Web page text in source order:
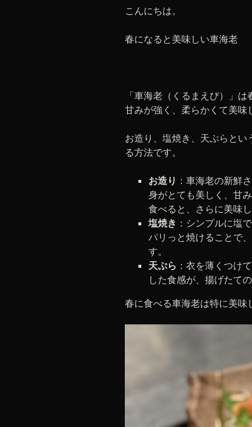
こんにちは。
春になると美味しい車海老
「車海老（くるまえび）」
甘みが強く、柔らかくて美味
お造り、塩焼き、天ぷらと
る方法です。
お造り ：車海老の新鮮
身がとても美しく、甘
食べると、さらに美味
塩焼き ：シンプルに塩
パリっと焼けることで
す。
天ぷら ：衣を薄くつけ
した食感が、揚げたて
春に食べる車海老は特に美味